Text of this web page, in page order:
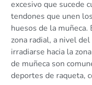
excesivo que sucede
tendones que unen
huesos de la
zona radial, a nivel
irradiarse hacia la
de muñeca son
deportes de raqueta,